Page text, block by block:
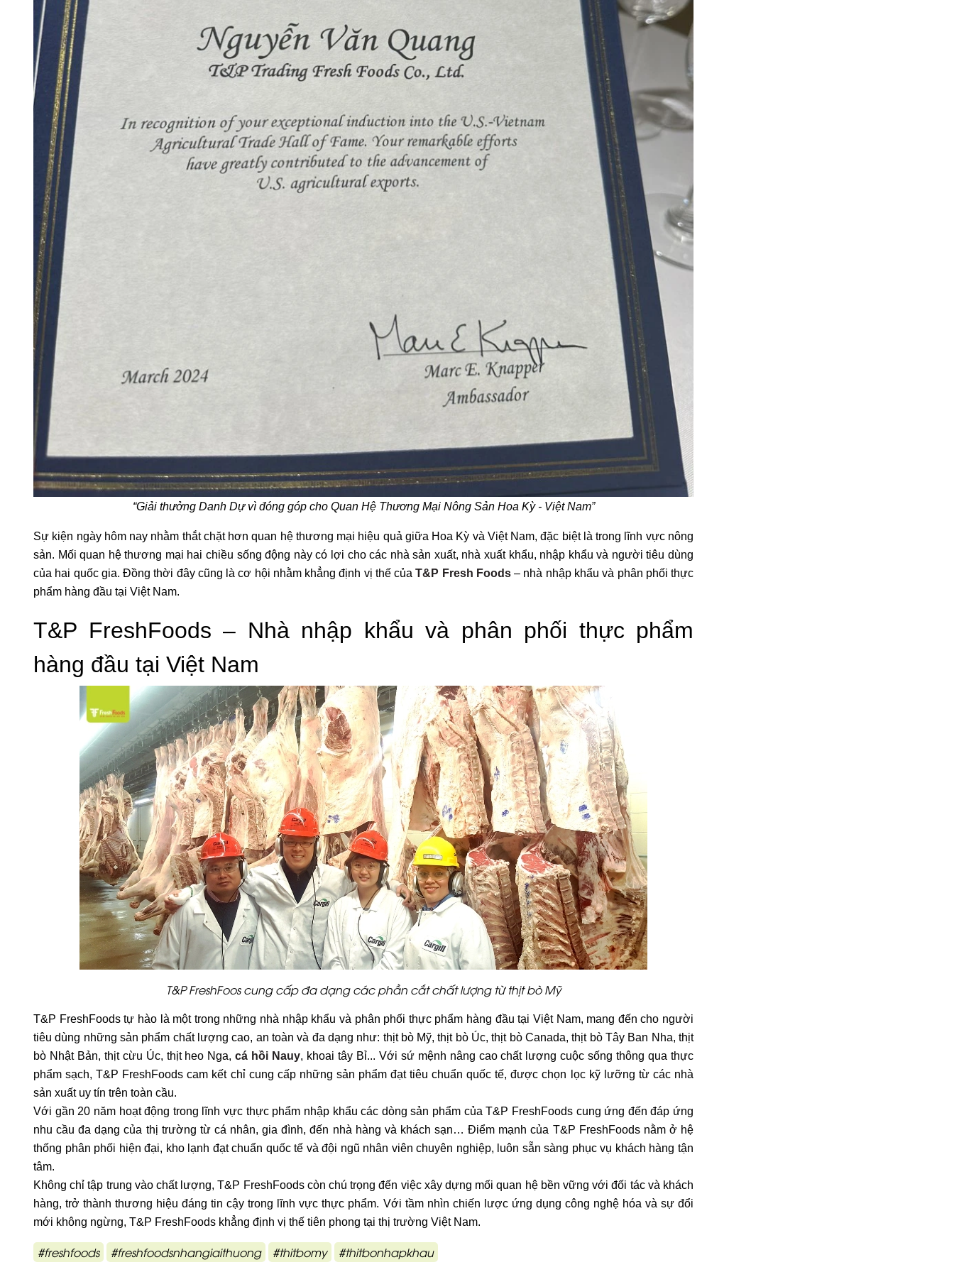
“Giải thưởng Danh Dự vì đóng góp cho Quan Hệ Thương Mại Nông Sản Hoa Kỳ - Việt Nam”
Sự kiện ngày hôm nay nhằm thắt chặt hơn quan hệ thương mại hiệu quả giữa Hoa Kỳ và Việt Nam, đặc biệt là trong lĩnh vực nông
sản. Mối quan hệ thương mại hai chiều sống động này có lợi cho các nhà sản xuất, nhà xuất khẩu, nhập khẩu và người tiêu dùng
của hai quốc gia. Đồng thời đây cũng là cơ hội nhằm khẳng định vị thế củaT&P Fresh Foods– nhà nhập khẩu và phân phối thực
phẩm hàng đầu tại Việt Nam.
T&P FreshFoods – Nhà nhập khẩu và phân phối thực phẩm
hàng đầu tại Việt Nam
T&P FreshFoos cung cấp đa dạng các phần cắt chất lượng từ thịt bò Mỹ
T&P FreshFoods tự hào là một trong những nhà nhập khẩu và phân phối thực phẩm hàng đầu tại Việt Nam, mang đến cho người
tiêu dùng những sản phẩm chất lượng cao, an toàn và đa dạng như: thịt bò Mỹ, thịt bò Úc, thịt bò Canada, thịt bò Tây Ban Nha, thịt
bò Nhật Bản, thịt cừu Úc, thịt heo Nga,cá hồi Nauy, khoai tây Bỉ... Với sứ mệnh nâng cao chất lượng cuộc sống thông qua thực
phẩm sạch, T&P FreshFoods cam kết chỉ cung cấp những sản phẩm đạt tiêu chuẩn quốc tế, được chọn lọc kỹ lưỡng từ các nhà
sản xuất uy tín trên toàn cầu.
Với gần 20 năm hoạt động trong lĩnh vực thực phẩm nhập khẩu các dòng sản phẩm của T&P FreshFoods cung ứng đến đáp ứng
nhu cầu đa dạng của thị trường từ cá nhân, gia đình, đến nhà hàng và khách sạn… Điểm mạnh của T&P FreshFoods nằm ở hệ
thống phân phối hiện đại, kho lạnh đạt chuẩn quốc tế và đội ngũ nhân viên chuyên nghiệp, luôn sẵn sàng phục vụ khách hàng tận
tâm.
Không chỉ tập trung vào chất lượng, T&P FreshFoods còn chú trọng đến việc xây dựng mối quan hệ bền vững với đối tác và khách
hàng, trở thành thương hiệu đáng tin cậy trong lĩnh vực thực phẩm. Với tầm nhìn chiến lược ứng dụng công nghệ hóa và sự đổi
mới không ngừng, T&P FreshFoods khẳng định vị thế tiên phong tại thị trường Việt Nam.
#freshfoods #freshfoodsnhangiaithuong #thitbomy #thitbonhapkhau